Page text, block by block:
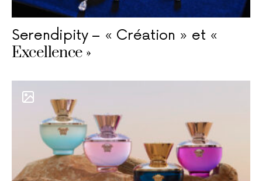
Serendipity – « Création » et «
Excellence »